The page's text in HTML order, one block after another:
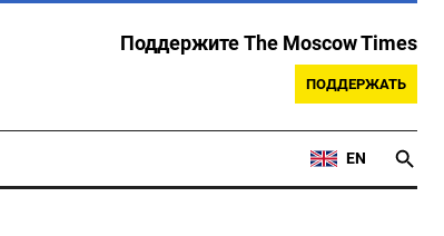
Поддержите The Moscow Times
ПОДДЕРЖАТЬ
EN